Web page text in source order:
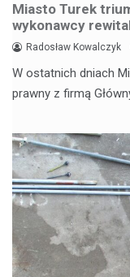
Miasto Turek
wykonawcy
Radosław Kowalczyk
W ostatnich dniach
prawny z firmą